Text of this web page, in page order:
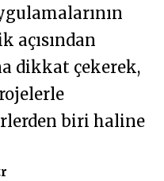
açısından
dikkat çekerek,
biri haline